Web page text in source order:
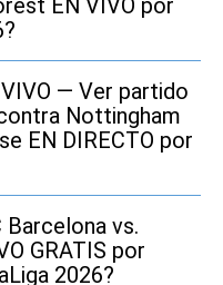
— Ver partido
Nottingham
EN DIRECTO por
Barcelona vs.
GRATIS por
2026?